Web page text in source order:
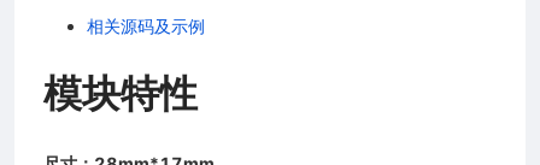
相关源码及示例
模块特性